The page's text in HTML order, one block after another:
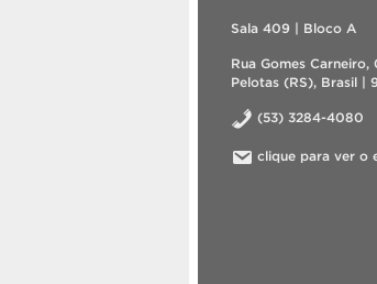
Sala 409 | Bloco A
Rua Gomes Carneiro,
Pelotas (RS), Brasil |
(53) 3284-4080
clique para ver o